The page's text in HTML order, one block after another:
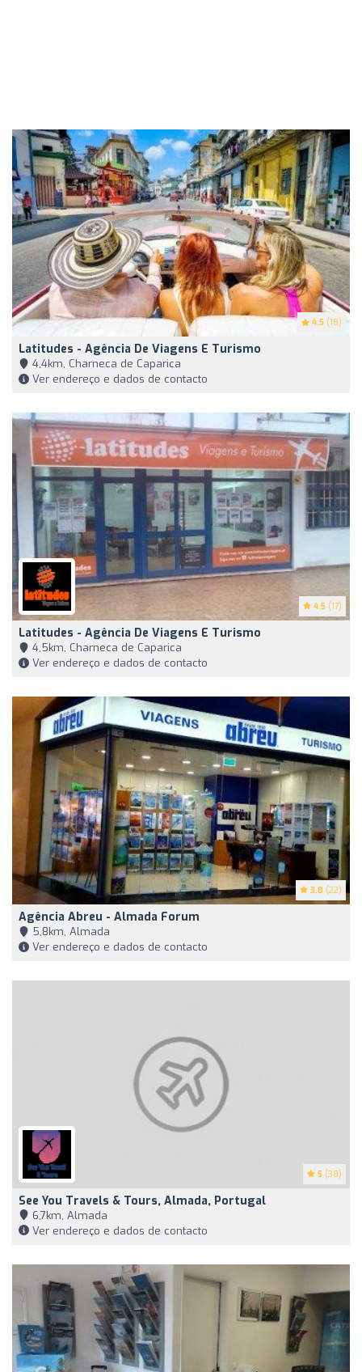
4.5 (18)
Latitudes - Agência De Viagens E Turismo
4,4km, Charneca de Caparica
Ver endereço e dados de contacto
4.5 (17)
Latitudes - Agência De Viagens E Turismo
4,5km, Charneca de Caparica
Ver endereço e dados de contacto
3.8 (22)
Agência Abreu - Almada Forum
5,8km, Almada
Ver endereço e dados de contacto
5 (38)
See You Travels & Tours, Almada, Portugal
6,7km, Almada
Ver endereço e dados de contacto